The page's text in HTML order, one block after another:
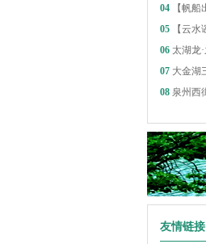
04 【帆船
05 【云水
06 太湖龙
07 大金湖
08 泉州西
友情链接